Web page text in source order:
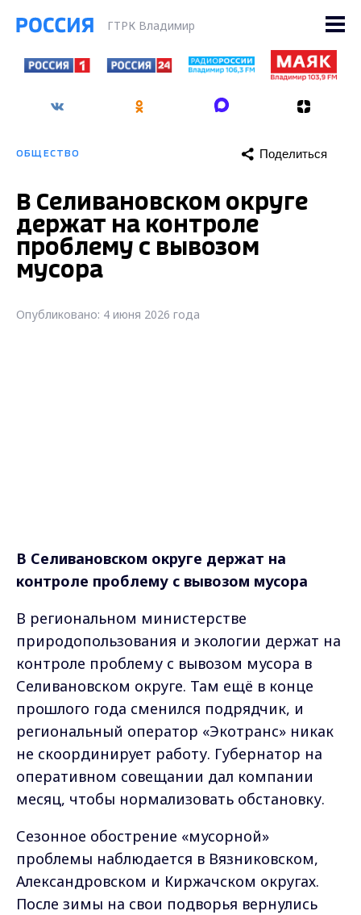
ГТРК Владимир
ОБЩЕСТВО Поделиться
В Селивановском округе
держат на контроле
проблему с вывозом
мусора
Опубликовано: 4 июня 2026 года
В Селивановском округе держат на
контроле проблему с вывозом мусора
В региональном министерстве
природопользования и экологии держат на
контроле проблему с вывозом мусора в
Селивановском округе. Там ещё в конце
прошлого года сменился подрядчик, и
региональный оператор «Экотранс» никак
не скоординирует работу. Губернатор на
оперативном совещании дал компании
месяц, чтобы нормализовать обстановку.
Сезонное обострение «мусорной»
проблемы наблюдается в Вязниковском,
Александровском и Киржачском округах.
После зимы на свои подворья вернулись